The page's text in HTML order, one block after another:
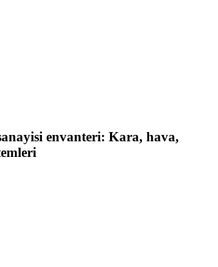
envanteri: Kara, hava,